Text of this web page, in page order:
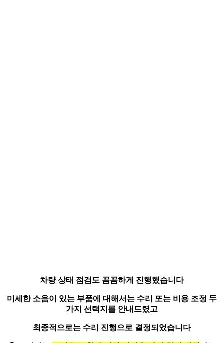
차량 상태 점검도 꼼꼼하게 진행했습니다
미세한 소음이 있는 부품에 대해서는 수리 또는 비용 조정 두
가지 선택지를 안내 드렸고
최종적으로는 수리 진행으로 결정되었습니다